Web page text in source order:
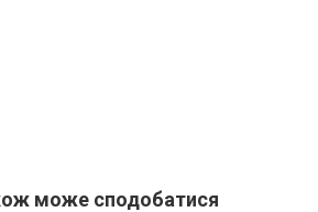
може сподобатися